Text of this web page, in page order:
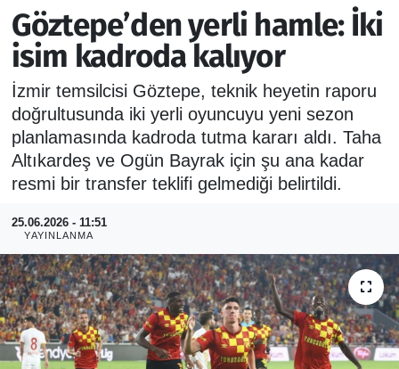
Göztepe’den yerli hamle: İki
isim kadroda kalıyor
İzmir temsilcisi Göztepe, teknik heyetin raporu
doğrultusunda iki yerli oyuncuyu yeni sezon
planlamasında kadroda tutma kararı aldı. Taha
Altıkardeş ve Ogün Bayrak için şu ana kadar
resmi bir transfer teklifi gelmediği belirtildi.
25.06.2026 - 11:51
YAYINLANMA
GENEL
EKONOMİ
SİYASET
SPOR
ASAYİŞ
RESMİ REKLAM
İzmir Trafik Yoğunluk Haritası
Puan Durumu ve Fikstür
Tüm Manşetler
Son Dakika Haberleri
Haber Arşivi